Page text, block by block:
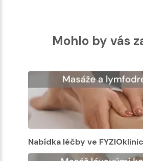
Mohlo by vás
Nabídka léčby ve